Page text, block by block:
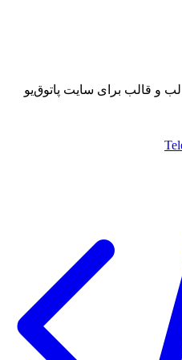
و قالب برای سایت پاتوق‌یو